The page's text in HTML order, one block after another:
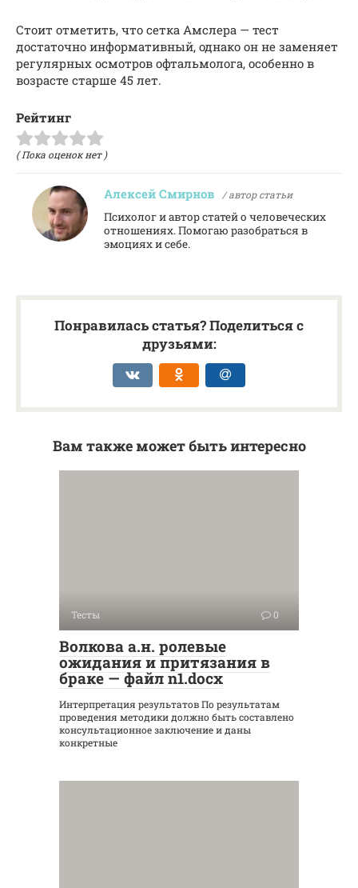
Стоит отметить, что сетка Амслера — тест
достаточно информативный, однако он не заменяет
регулярных осмотров офтальмолога, особенно в
возрасте старше 45 лет.
Рейтинг
( Пока оценок нет )
Алексей Смирнов / автор статьи
Психолог и автор статей о человеческих
отношениях. Помогаю разобраться в
эмоциях и себе.
Понравилась статья? Поделиться с
друзьями:
Вам также может быть интересно
Тесты 0
Волкова а.н. ролевые
ожидания и притязания в
браке — файл n1.docx
Интерпретация результатов По результатам
проведения методики должно быть составлено
консультационное заключение и даны
конкретные